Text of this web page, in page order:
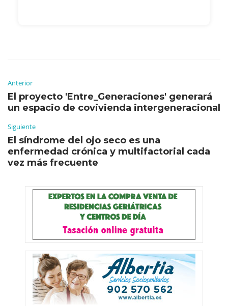
Anterior
El proyecto 'Entre_Generaciones' generará
un espacio de covivienda intergeneracional
Siguiente
El síndrome del ojo seco es una
enfermedad crónica y multifactorial cada
vez más frecuente